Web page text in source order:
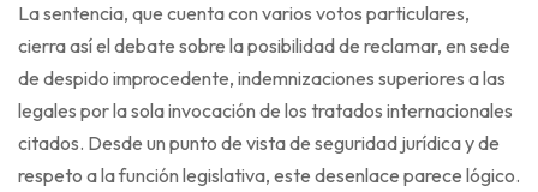
La sentencia, que cuenta con varios votos particulares,
cierra así el debate sobre la posibilidad de reclamar, en sede
de despido improcedente, indemnizaciones superiores a las
legales por la sola invocación de los tratados internacionales
citados. Desde un punto de vista de seguridad jurídica y de
respeto a la función legislativa, este desenlace parece lógico.